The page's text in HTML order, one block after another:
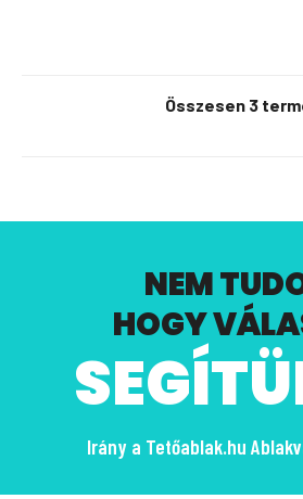
Összesen 3
NEM
HOGY
Irány a Tetőablak.hu